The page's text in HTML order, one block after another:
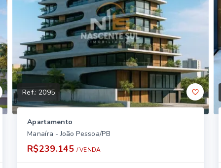
Ref.: 2095
Apartamento
Manaíra - João Pessoa/PB
R$239.145 / VENDA